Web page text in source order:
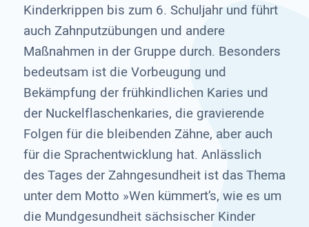
Kinderkrippen bis zum 6. Schuljahr und führt
auch Zahnputzübungen und andere
Maßnahmen in der Gruppe durch. Besonders
bedeutsam ist die Vorbeugung und
Bekämpfung der frühkindlichen Karies und
der Nuckelflaschenkaries, die gravierende
Folgen für die bleibenden Zähne, aber auch
für die Sprachentwicklung hat. Anlässlich
des Tages der Zahngesundheit ist das Thema
unter dem Motto »Wen kümmert’s, wie es um
die Mundgesundheit sächsischer Kinder